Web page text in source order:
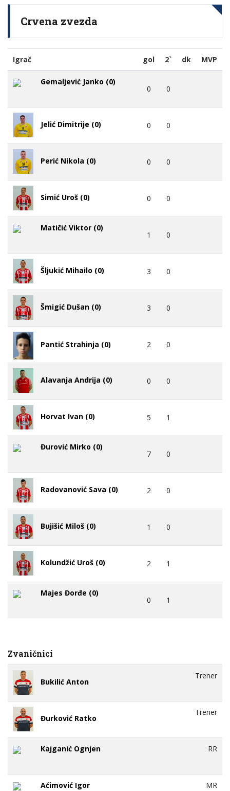
Crvena zvezda
Igrač gol 2` dk MVP
Gemaljević Janko (0)
0 0
Jelić Dimitrije (0) 0 0
Perić Nikola (0) 0 0
Simić Uroš (0) 0 0
Matičić Viktor (0)
1 0
Šljukić Mihailo (0) 3 0
Šmigić Dušan (0) 3 0
Pantić Strahinja (0) 2 0
Alavanja Andrija (0) 0 0
Horvat Ivan (0) 5 1
Đurović Mirko (0)
7 0
Radovanović Sava (0) 2 0
Bujišić Miloš (0) 1 0
Kolundžić Uroš (0) 2 1
Majes Đorđe (0)
0 1
Zvaničnici
Bukilić Anton
Trener
Đurković Ratko
Trener
Kajganić Ognjen RR
Aćimović Igor MR